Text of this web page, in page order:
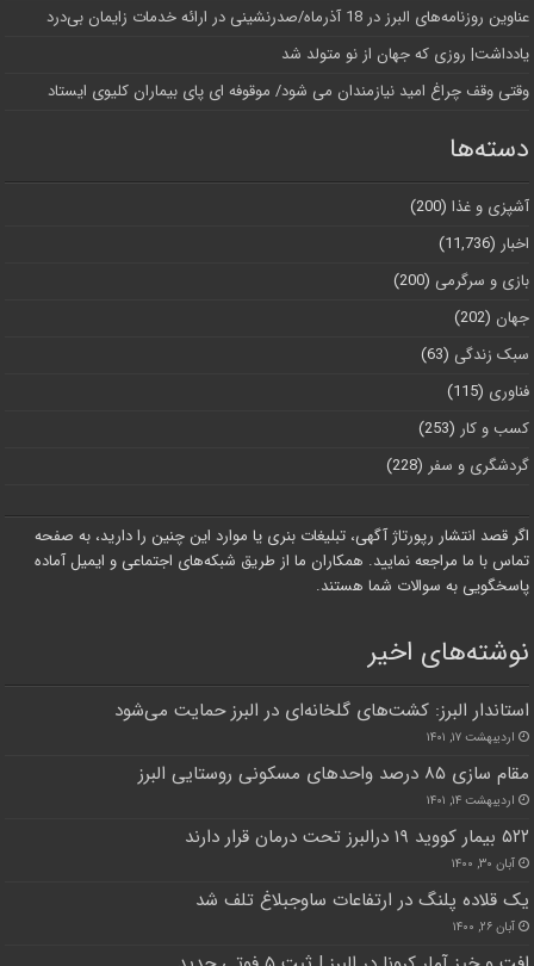
عناوین روزنامه‌های البرز در ‌18 آذرماه/صدرنشینی در ارائه خدمات زایمان بی‌درد
یادداشت| روزی که جهان از نو متولد شد
وقتی وقف چراغ امید نیازمندان می شود/ موقوفه ای پای بیماران کلیوی ایستاد
دسته‌ها
آشپزی و غذا (200)
اخبار (11,736)
بازی و سرگرمی (200)
جهان (202)
سبک زندگی (63)
فناوری (115)
کسب و کار (253)
گردشگری و سفر (228)
اگر قصد انتشار رپورتاژ آگهی، تبلیغات بنری یا موارد این چنین را دارید، به صفحه
تماس با ما مراجعه نمایید. همکاران ما از طریق شبکه‌های اجتماعی و ایمیل آماده
پاسخگویی به سوالات شما هستند.
نوشته‌های اخیر
استاندار البرز: کشت‌های گلخانه‌ای در البرز حمایت می‌شود
اردیبهشت ۱۷, ۱۴۰۱
مقام سازی ۸۵ درصد واحدهای مسکونی روستایی البرز
اردیبهشت ۱۴, ۱۴۰۱
۵۲۲ بیمار کووید ۱۹ درالبرز تحت درمان قرار دارند
آبان ۳۰, ۱۴۰۰
یک قلاده پلنگ در ارتفاعات ساوجبلاغ تلف شد
آبان ۲۶, ۱۴۰۰